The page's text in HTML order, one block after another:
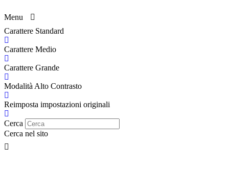
Menu
Carattere Standard
Carattere Medio
Carattere Grande
Modalità Alto Contrasto
Reimposta impostazioni originali
Cerca
Cerca nel sito